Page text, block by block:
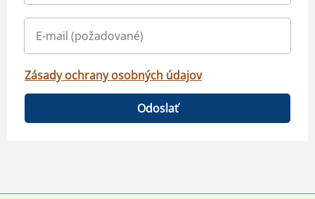
Zásady ochrany osobných údajov
Odoslať